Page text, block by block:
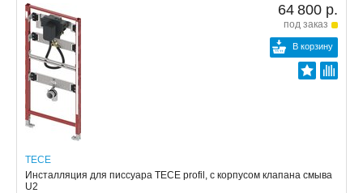
64 800 р.
под заказ
В корзину
TECE
Инсталляция для писсуара TECE profil, с корпусом клапана смыва
U2